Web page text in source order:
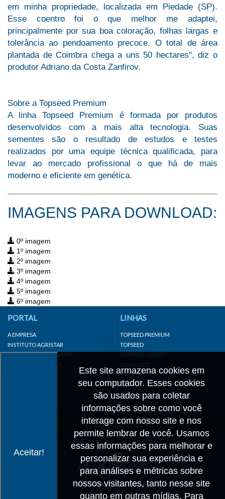
em minha propriedade, localizada em Piedade (SP).
Esse coentro foi o que melhor me adaptei,
principalmente por sua boa coloração, folhas largas e
tolerância ao pendoamento precoce. O total de área
plantada de Coimbra chega a uns 50 hectares", diz o
produtor Adriano da Costa Zanfirov.
Sobre a Topseed Premium
A linha Topseed Premium é formada por produtos
desenvolvidos com a mais alta tecnologia. Suas
sementes são o resultado de estudos e testes
realizados por uma equipe técnica qualificada, para
levar ao mercado profissional o que há de mais
moderno e eficiente em genética.
IMAGENS PARA DOWNLOAD:
0º imagem
1º imagem
2º imagem
3º imagem
4º imagem
5º imagem
6º imagem
Aceitar!
Este site armazena cookies em
seu computador. Esses cookies
são usados para coletar
informações sobre como você
interage com nosso site e nos
permite lembrar de você. Usamos
essas informações para melhorar e
personalizar sua experiência e
para análises e métricas sobre
nossos visitantes, tanto nesse site
quanto em outras mídias. Para
PORTAL
A EMPRESA
INSTITUTO AGRISTAR
DISTRIBUIDOR/REVENDA
LINKS IMPORTANTES
LINHAS
TOPSEED PREMIUM
TOPSEED
TOPSEED GARDEN
SUPERSEED
ATENDIMENTO
CADASTRO
TRABALHE CONOSCO